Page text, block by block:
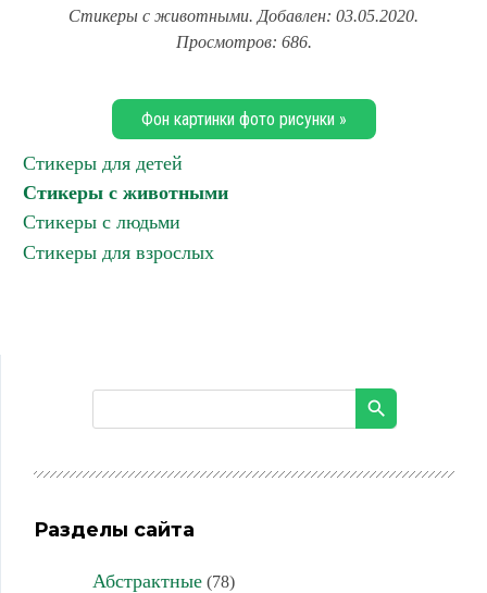
Стикеры с животными. Добавлен: 03.05.2020.
Просмотров: 686.
Фон картинки фото рисунки »
Стикеры для детей
Стикеры с животными
Стикеры с людьми
Стикеры для взрослых
Разделы сайта
Абстрактные(78)